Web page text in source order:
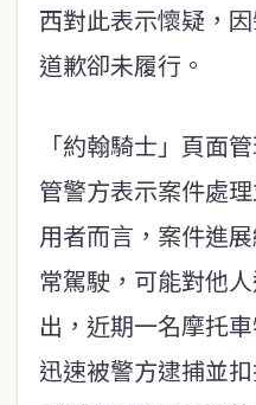
西對此表示懷疑，
道歉卻未履行。
「約翰騎士」頁面
管警方表示案件處
用者而言，案件進
常駕駛，可能對他
出，近期一名摩托
迅速被警方逮捕並